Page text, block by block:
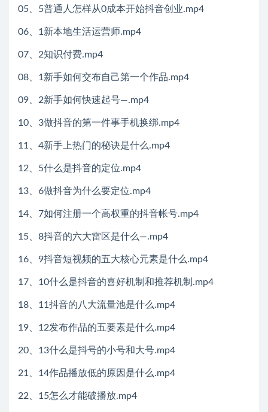
05、5普通人怎样从0成本开始抖音创业.mp4
06、1新本地生活运营师.mp4
07、2知识付费.mp4
08、1新手如何交布自己第一个作品.mp4
09、2新手如何快速起号—.mp4
10、3做抖音的第一件事手机换绑.mp4
11、4新手上热门的秘诀是什么.mp4
12、5什么是抖音的定位.mp4
13、6做抖音为什么要定位.mp4
14、7如何注册一个高权重的抖音帐号.mp4
15、8抖音的六大雷区是什么—.mp4
16、9抖音短视频的五大核心元素是什么.mp4
17、10什么是抖音的喜好机制和推荐机制.mp4
18、11抖音的八大流量池是什么.mp4
19、12发布作品的五要素是什么.mp4
20、13什么是抖号的小号和大号.mp4
21、14作品播放低的原因是什么.mp4
22、15怎么才能破播放.mp4